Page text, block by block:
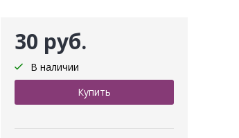
30 руб.
В наличии